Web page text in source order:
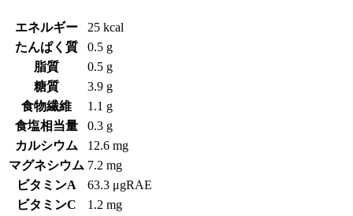
エネルギー
25 kcal
たんぱく質
0.5 g
脂質
0.5 g
糖質
3.9 g
食物繊維
1.1 g
食塩相当量
0.3 g
カルシウム
12.6 mg
マグネシウム 7.2 mg
ビタミンA
63.3 μgRAE
ビタミンC
1.2 mg